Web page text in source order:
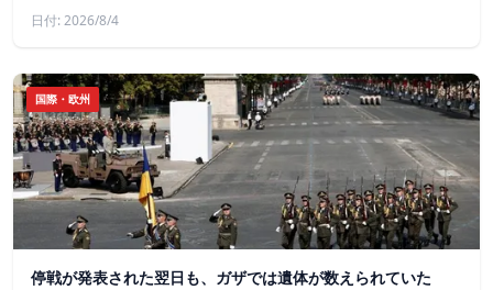
日付: 2026/8/4
国際・欧州
停戦が発表された翌日も、ガザでは遺体が数えられていた